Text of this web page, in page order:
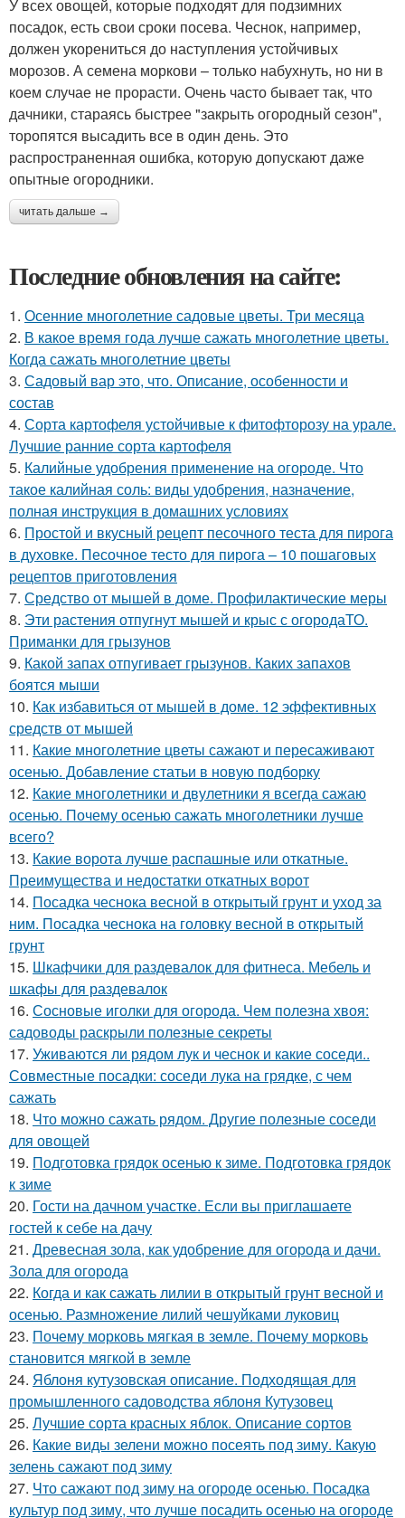
У всех овощей, которые подходят для подзимних
посадок, есть свои сроки посева. Чеснок, например,
должен укорениться до наступления устойчивых
морозов. А семена моркови – только набухнуть, но ни в
коем случае не прорасти. Очень часто бывает так, что
дачники, стараясь быстрее "закрыть огородный сезон",
торопятся высадить все в один день. Это
распространенная ошибка, которую допускают даже
опытные огородники.
читать дальше →
Последние обновления на сайте:
1. Осенние многолетние садовые цветы. Три месяца
2. В какое время года лучше сажать многолетние цветы.
Когда сажать многолетние цветы
3. Садовый вар это, что. Описание, особенности и
состав
4. Сорта картофеля устойчивые к фитофторозу на урале.
Лучшие ранние сорта картофеля
5. Калийные удобрения применение на огороде. Что
такое калийная соль: виды удобрения, назначение,
полная инструкция в домашних условиях
6. Простой и вкусный рецепт песочного теста для пирога
в духовке. Песочное тесто для пирога – 10 пошаговых
рецептов приготовления
7. Средство от мышей в доме. Профилактические меры
8. Эти растения отпугнут мышей и крыс с огородаТО.
Приманки для грызунов
9. Какой запах отпугивает грызунов. Каких запахов
боятся мыши
10. Как избавиться от мышей в доме. 12 эффективных
средств от мышей
11. Какие многолетние цветы сажают и пересаживают
осенью. Добавление статьи в новую подборку
12. Какие многолетники и двулетники я всегда сажаю
осенью. Почему осенью сажать многолетники лучше
всего?
13. Какие ворота лучше распашные или откатные.
Преимущества и недостатки откатных ворот
14. Посадка чеснока весной в открытый грунт и уход за
ним. Посадка чеснока на головку весной в открытый
грунт
15. Шкафчики для раздевалок для фитнеса. Мебель и
шкафы для раздевалок
16. Сосновые иголки для огорода. Чем полезна хвоя:
садоводы раскрыли полезные секреты
17. Уживаются ли рядом лук и чеснок и какие соседи..
Совместные посадки: соседи лука на грядке, с чем
сажать
18. Что можно сажать рядом. Другие полезные соседи
для овощей
19. Подготовка грядок осенью к зиме. Подготовка грядок
к зиме
20. Гости на дачном участке. Если вы приглашаете
гостей к себе на дачу
21. Древесная зола, как удобрение для огорода и дачи.
Зола для огорода
22. Когда и как сажать лилии в открытый грунт весной и
осенью. Размножение лилий чешуйками луковиц
23. Почему морковь мягкая в земле. Почему морковь
становится мягкой в земле
24. Яблоня кутузовская описание. Подходящая для
промышленного садоводства яблоня Кутузовец
25. Лучшие сорта красных яблок. Описание сортов
26. Какие виды зелени можно посеять под зиму. Какую
зелень сажают под зиму
27. Что сажают под зиму на огороде осенью. Посадка
культур под зиму, что лучше посадить осенью на огороде